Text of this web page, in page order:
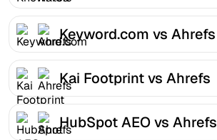
Keyword.com vs Ahrefs
Kai Footprint vs Ahrefs
HubSpot AEO vs Ahrefs